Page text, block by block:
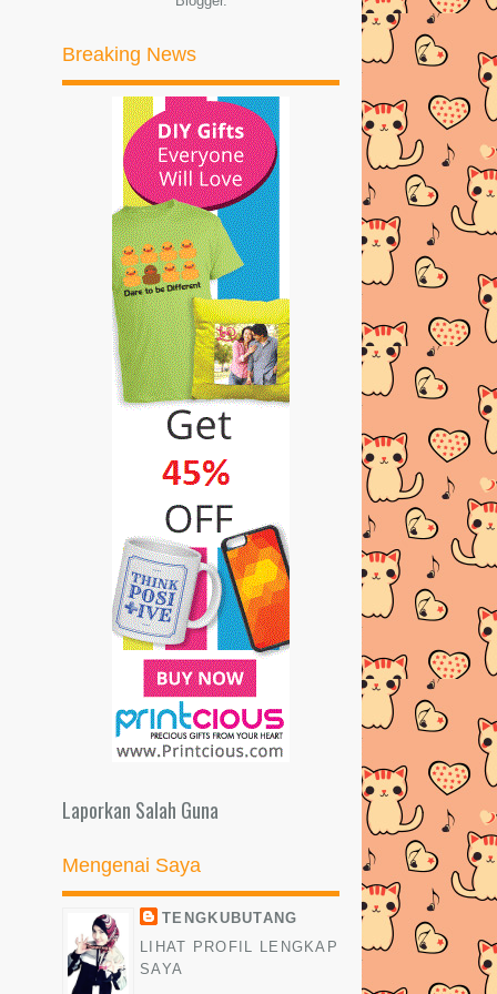
(269)
(327)
(522)
(481)
2012(24)
Breaking News
Laporkan Salah Guna
Mengenai Saya
TENGKUBUTANG
LIHAT PROFIL LENGKAP
SAYA